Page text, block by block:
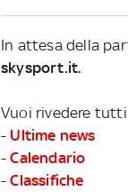
In attesa della
skysport.it.
Vuoi rivedere tutti
- Ultime news
-Calendario
-Classifiche